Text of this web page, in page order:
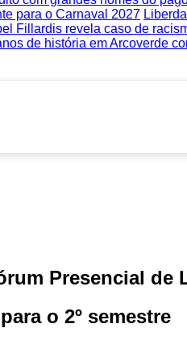
para o Carnaval 2027
Fillardis revela caso de
de história em Arcoverde
Presencial de
o 2º semestre